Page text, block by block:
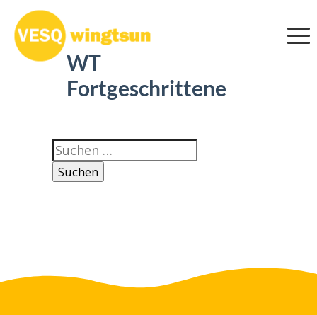
WT
Fortgeschrittene
Suchen
nach: